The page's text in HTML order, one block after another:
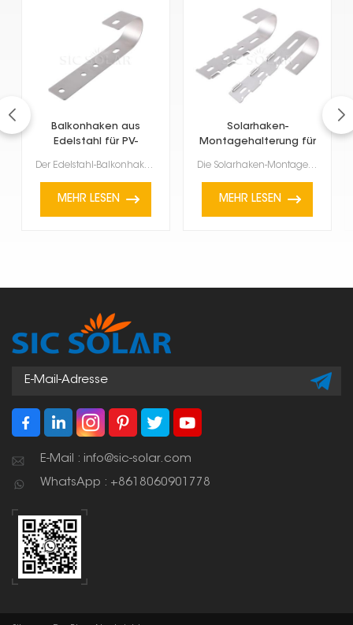
Balkonhaken aus
Edelstahl für PV-
Der Edelstahl-Balkonhaken für PV-Module dient zur Befestigung von Solarmodulen an Balkongeländern od...
MEHR LESEN
Solarhaken-
Montagehalterung für
Die Solarhaken-Montagehalterung für Balkone ist eine praktische und innovative Möglichkeit, Solarmod...
MEHR LESEN
E-Mail : info@sic-solar.com
WhatsApp : +8618060901778